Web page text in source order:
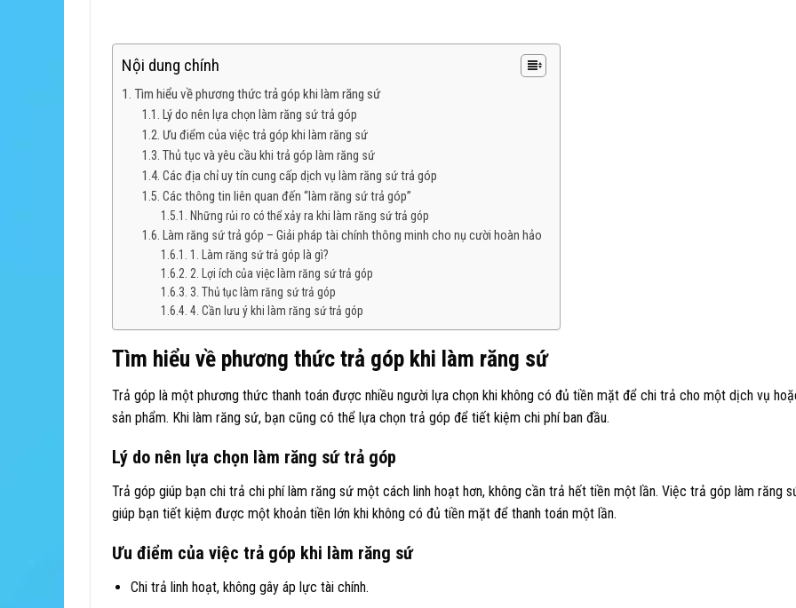
Nội dung chính
Tìm hiểu về phương thức trả góp khi làm răng sứ
Lý do nên lựa chọn làm răng sứ trả góp
Ưu điểm của việc trả góp khi làm răng sứ
Thủ tục và yêu cầu khi trả góp làm răng sứ
Các địa chỉ uy tín cung cấp dịch vụ làm răng sứ trả góp
Các thông tin liên quan đến “làm răng sứ trả góp”
Những rủi ro có thể xảy ra khi làm răng sứ trả góp
Làm răng sứ trả góp – Giải pháp tài chính thông minh cho nụ cười hoàn hảo
1. Làm răng sứ trả góp là gì?
2. Lợi ích của việc làm răng sứ trả góp
3. Thủ tục làm răng sứ trả góp
4. Cần lưu ý khi làm răng sứ trả góp
Tìm hiểu về phương thức trả góp khi làm răng sứ
Trả góp là một phương thức thanh toán được nhiều người lựa chọn khi không có đủ tiền mặt để chi trả cho một dịch vụ
sản phẩm. Khi làm răng sứ, bạn cũng có thể lựa chọn trả góp để tiết kiệm chi phí ban đầu.
Lý do nên lựa chọn làm răng sứ trả góp
Trả góp giúp bạn chi trả chi phí làm răng sứ một cách linh hoạt hơn, không cần trả hết tiền một lần. Việc trả góp làm răng
giúp bạn tiết kiệm được một khoản tiền lớn khi không có đủ tiền mặt để thanh toán một lần.
Ưu điểm của việc trả góp khi làm răng sứ
Chi trả linh hoạt, không gây áp lực tài chính.